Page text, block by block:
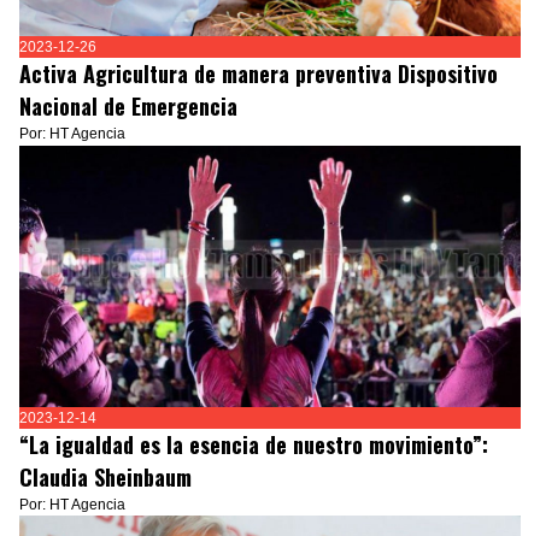
2023-12-26
Activa Agricultura de manera preventiva Dispositivo
Nacional de Emergencia
Por: HT Agencia
2023-12-14
“La igualdad es la esencia de nuestro movimiento”:
Claudia Sheinbaum
Por: HT Agencia